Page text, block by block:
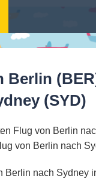
Berlin
(SYD)
Flug von Berlin
von Berlin nach
Berlin nach Sydney